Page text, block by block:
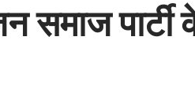
पार्टी